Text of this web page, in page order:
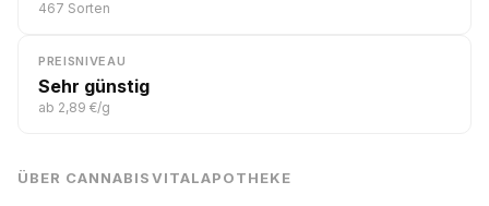
467 Sorten
PREISNIVEAU
Sehr günstig
ab 2,89 €/g
ÜBER CANNABISVITALAPOTHEKE